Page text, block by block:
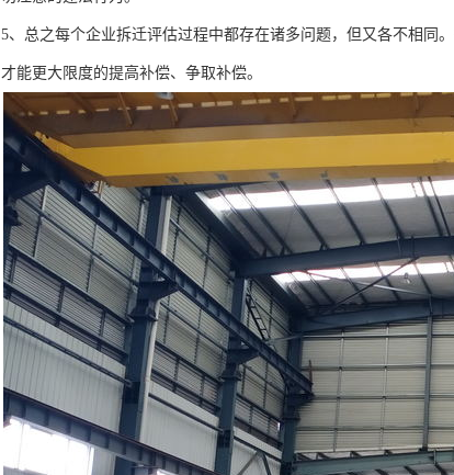
5、总之每个企业拆迁评估过程中都存在诸多问题，但又各不相同
才能更大限度的提高补偿、争取补偿。